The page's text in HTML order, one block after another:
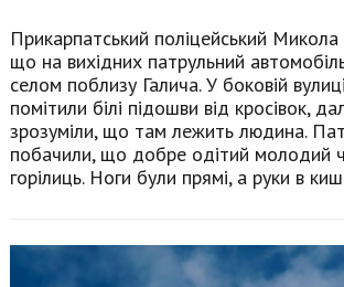
Прикарпатський поліцейський Микола
що на вихідних патрульний
селом поблизу Галича. У боковій
помітили білі підошви від кросівок,
зрозуміли, що там лежить людина.
побачили, що добре одітий молодий
горілиць. Ноги були прямі, а руки в